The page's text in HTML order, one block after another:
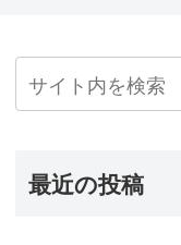
最近の投稿